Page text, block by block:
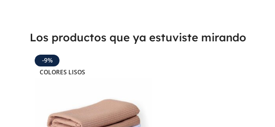
Los productos que ya estuviste mirando
-9%
COLORES LISOS